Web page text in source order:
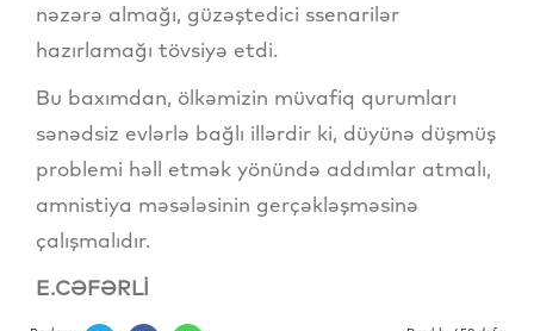
nəzərə almağı, güzəştedici ssenarilər
hazırlamağı tövsiyə etdi.
Bu baxımdan, ölkəmizin müvafiq qurumları
sənədsiz evlərlə bağlı illərdir ki, düyünə düşmüş
problemi həll etmək yönündə addımlar atmalı,
amnistiya məsələsinin gerçəkləşməsinə
çalışmalıdır.
E.CƏFƏRLİ